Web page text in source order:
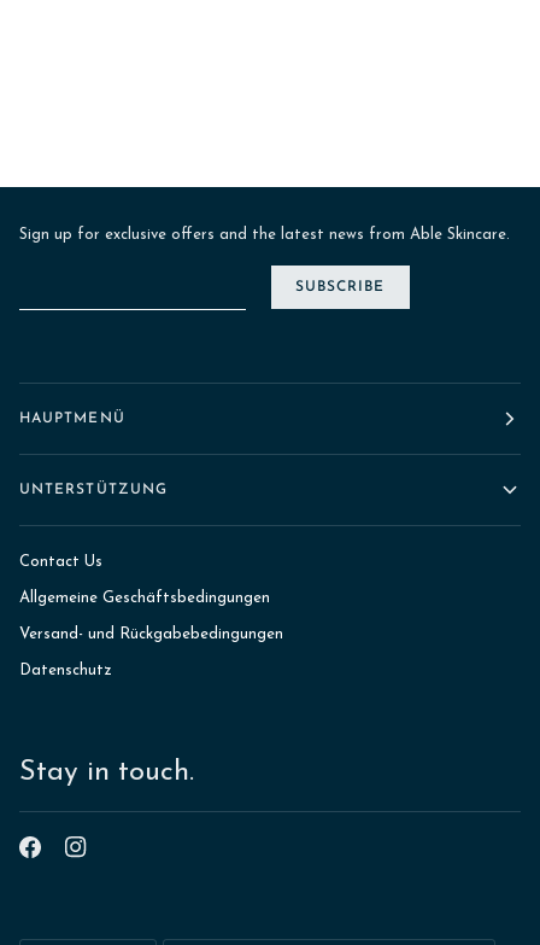
Sign up for exclusive offers and the latest news from Able Skincare.
SUBSCRIBE
HAUPTMENÜ
UNTERSTÜTZUNG
Contact Us
Allgemeine Geschäftsbedingungen
Versand- und Rückgabebedingungen
Datenschutz
Stay in touch.